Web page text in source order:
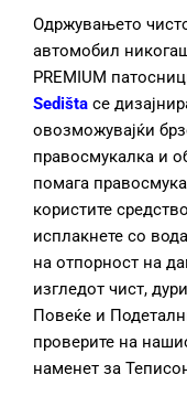
Одржувањето
автомобил
PREMIUM
Sedišta се
овозможувајќи
правосмукалка и
помага
користите
исплакнете со
на отпорност на
изгледот чист,
Повеќе и
проверите на
наменет за